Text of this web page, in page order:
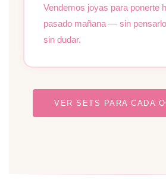
Vendemos joyas para ponerte
pasado mañana — sin
sin dudar.
VER SETS PARA CADA